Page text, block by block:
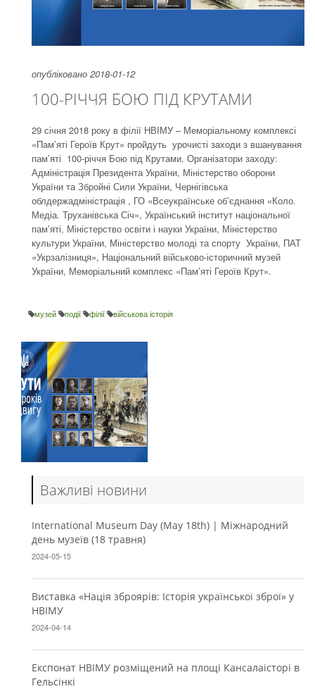
опубліковано 2018-01-12
100-РІЧЧЯ БОЮ ПІД КРУТАМИ
29 січня 2018 року в філії НВІМУ – Меморіальному комплексі
«Пам’яті Героїв Крут» пройдуть урочисті заходи з вшанування
пам’яті 100-річчя Бою під Крутами. Організатори заходу:
Адміністрація Президента України, Міністерство оборони
України та Збройні Сили України, Чернігівська
облдержадміністрація , ГО «Всеукраїнське об’єднання «Коло.
Медіа. Труханівська Січ», Український інститут національної
пам’яті, Міністерство освіти і науки України, Міністерство
культури України, Міністерство молоді та спорту України, ПАТ
«Укрзалізниця», Національний військово-історичний музей
України, Меморіальний комплекс «Пам’яті Героїв Крут».
музей події філії військова історія
Важливі новини
International Museum Day (May 18th) | Міжнародний
день музеїв (18 травня)
2024-05-15
Виставка «Нація зброярів: Історія української зброї» у
НВІМУ
2024-04-14
Експонат НВІМУ розміщений на площі Кансалаісторі в
Гельсінкі